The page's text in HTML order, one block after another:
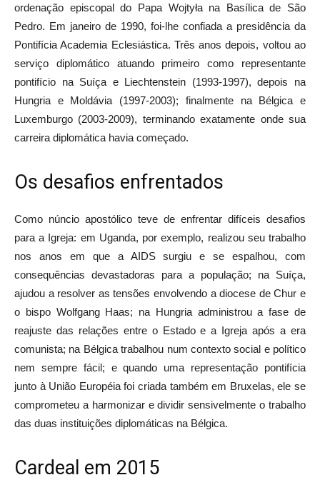
ordenação episcopal do Papa Wojtyła na Basílica de São
Pedro. Em janeiro de 1990, foi-lhe confiada a presidência da
Pontifícia Academia Eclesiástica. Três anos depois, voltou ao
serviço diplomático atuando primeiro como representante
pontifício na Suíça e Liechtenstein (1993-1997), depois na
Hungria e Moldávia (1997-2003); finalmente na Bélgica e
Luxemburgo (2003-2009), terminando exatamente onde sua
carreira diplomática havia começado.
Os desafios enfrentados
Como núncio apostólico teve de enfrentar difíceis desafios
para a Igreja: em Uganda, por exemplo, realizou seu trabalho
nos anos em que a AIDS surgiu e se espalhou, com
consequências devastadoras para a população; na Suíça,
ajudou a resolver as tensões envolvendo a diocese de Chur e
o bispo Wolfgang Haas; na Hungria administrou a fase de
reajuste das relações entre o Estado e a Igreja após a era
comunista; na Bélgica trabalhou num contexto social e político
nem sempre fácil; e quando uma representação pontifícia
junto à União Européia foi criada também em Bruxelas, ele se
comprometeu a harmonizar e dividir sensivelmente o trabalho
das duas instituições diplomáticas na Bélgica.
Cardeal em 2015